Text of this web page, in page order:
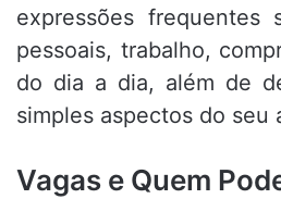
expressões frequentes
pessoais, trabalho,
do dia a dia, além de
simples aspectos do seu
Vagas e Quem